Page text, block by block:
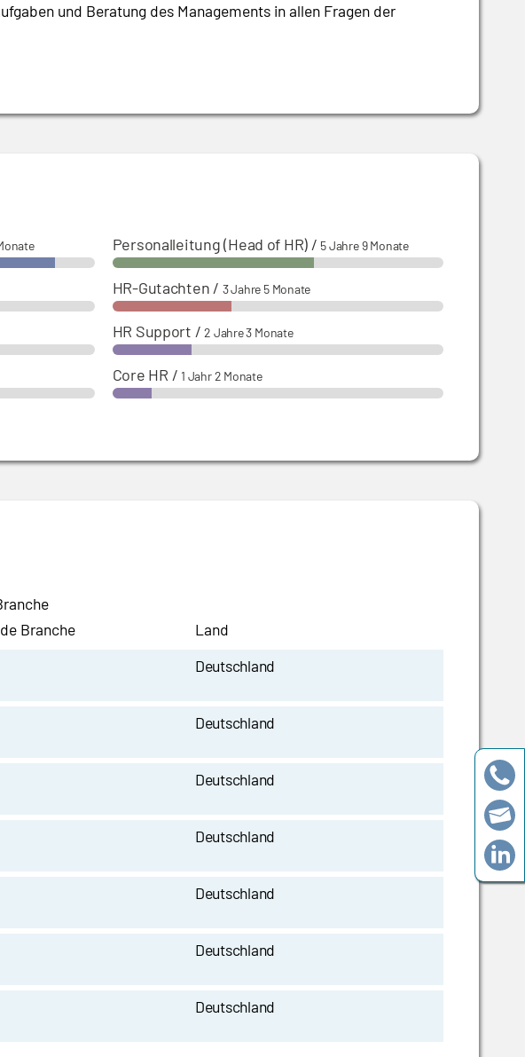
und Beratung des Managements in allen Fragen der
Personalleitung (Head of HR)/ 5 Jahre 9 Monate
HR-Gutachten/ 3 Jahre 5 Monate
HR Support /2 Jahre 3 Monate
Core HR / 1 Jahr 2 Monate
Branche
Land
Deutschland
Deutschland
Deutschland
Deutschland
Deutschland
Deutschland
Deutschland